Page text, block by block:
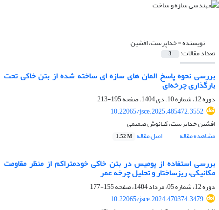
نویسنده =خداپرست، افشین
تعداد مقالات: 3
بررسی نحوه پاسخ المان های سازه ای ساخته شده از بتن خاکی تحت
بارگذاری چرخه‌ای
دوره 12، شماره 10، دی 1404، صفحه
195-213
10.22065/jsce.2025.485472.3552
افشین خداپرست، کیانوش صمیمی
مشاهده مقاله
اصل مقاله 1.52 M
بررسی استفاده از پومیس در بتن خاکی خود‌متراکم از منظر مقاومت
مکانیکی، ریزساختار و تحلیل چرخه عمر
دوره 12، شماره 05، مرداد 1404، صفحه
155-177
10.22065/jsce.2024.470374.3479